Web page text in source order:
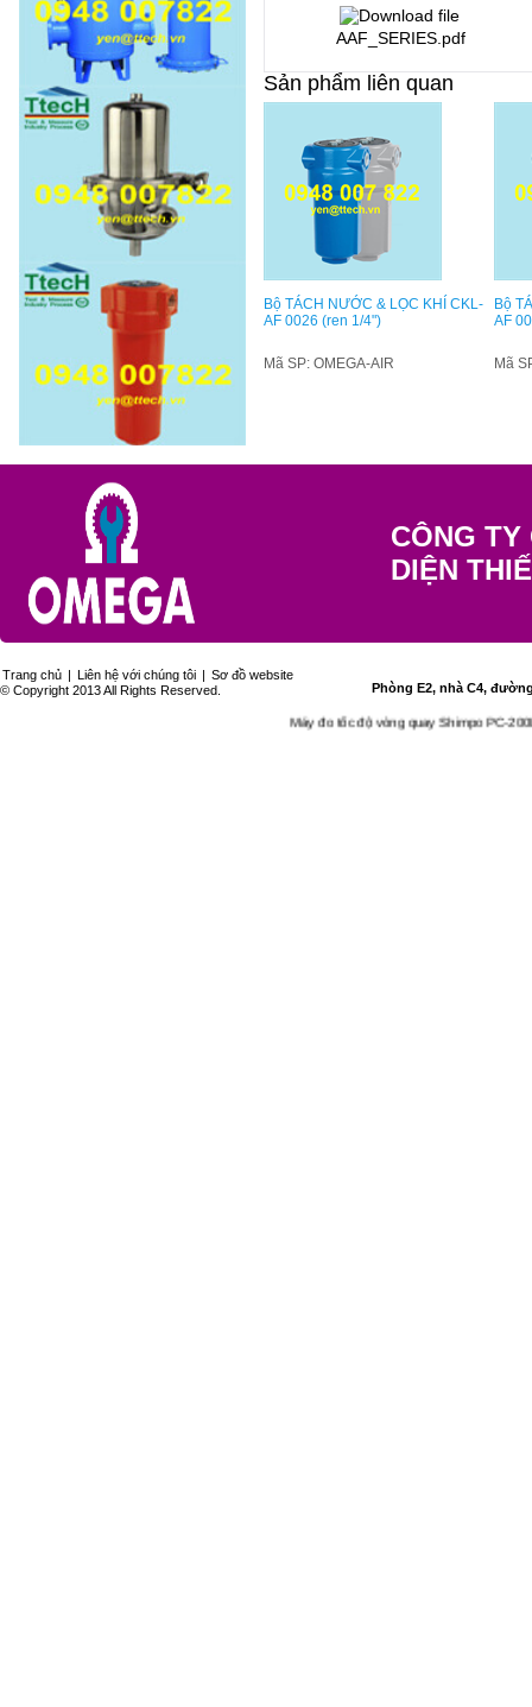
AAF_SERIES.pdf
Sản phẩm liên quan
Bộ TÁCH NƯỚC & LỌC KHÍ CKL-
AF 0026 (ren 1/4")
Mã SP: OMEGA-AIR
Bộ
AF
Mã
CÔNG
DIỆN
Trang chủ | Liên hệ với chúng tôi | Sơ đồ website
© Copyright 2013 All Rights Reserved.
Phòng E2, nhà C4,
Máy đo tốc độ vòng quay Shimpo PC-200LC-